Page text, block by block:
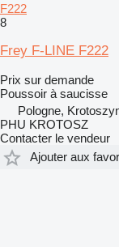
F222
8
Frey F-LINE F222
Prix sur demande
Poussoir à saucisse
Pologne,
PHU KROTOSZ
Contacter le vendeur
Ajouter aux